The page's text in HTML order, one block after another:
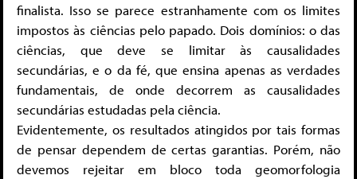
finalista. Isso se parece estranhamente com os limites
impostos às ciências pelo papado. Dois domínios: o das
ciências, que deve se limitar às causalidades
secundárias, e o da fé, que ensina apenas as verdades
fundamentais, de onde decorrem as causalidades
secundárias estudadas pela ciência.
Evidentemente, os resultados atingidos por tais formas
de pensar dependem de certas garantias. Porém, não
devemos rejeitar em bloco toda geomorfologia